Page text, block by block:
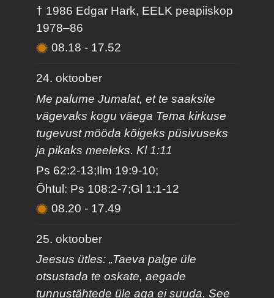
† 1986 Edgar Hark, EELK peapiiskop
1978–86
08.18- 17.52
24. oktoober
Me palume Jumalat, et te saaksite
vägevaks kogu väega Tema kirkuse
tugevust mööda kõigeks püsivuseks
ja pikaks meeleks. Kl 1:11
Ps 62:2-13;Ilm 19:9-10;
Õhtul: Ps 108:2-7;Gl 1:1-12
08.20- 17.49
25. oktoober
Jeesus ütles: „Taeva palge üle
otsustada te oskate, aegade
tunnustähtede üle aga ei suuda. See